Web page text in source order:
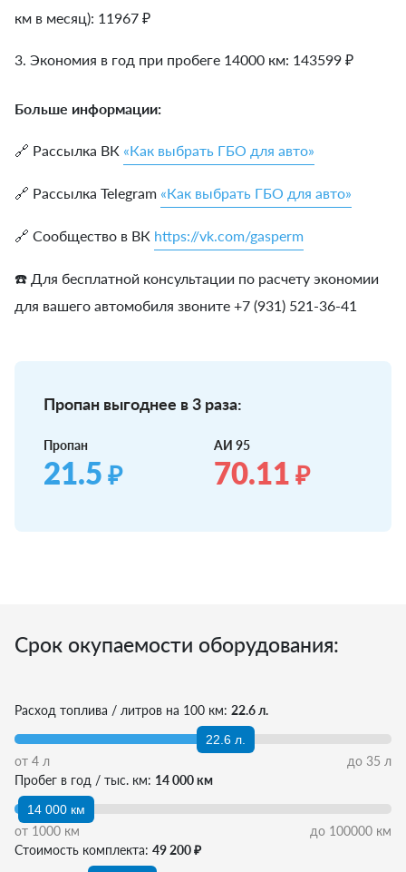
км в месяц): 11967 ₽
3. Экономия в год при пробеге 14000 км: 143599 ₽
Больше информации:
🔗 Рассылка ВК «Как выбрать ГБО для авто»
🔗 Рассылка Telegram «Как выбрать ГБО для авто»
🔗 Сообщество в ВК https://vk.com/gasperm
☎️ Для бесплатной консультации по расчету экономии
для вашего автомобиля звоните +7 (931) 521-36-41
Пропан выгоднее в 3 раза:
Пропан
21.5 ₽
АИ 95
70.11 ₽
Срок окупаемости оборудования:
Расход топлива / литров на 100 км: 22.6 л.
22.6 л.
от 4 л до 35 л
Пробег в год / тыс. км: 14 000 км
14 000 км
от 1000 км до 100000 км
Стоимость комплекта: 49 200 ₽